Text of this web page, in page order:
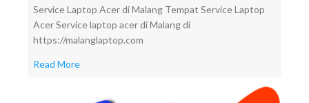
Service Laptop Acer di Malang Tempat Service Laptop
Acer Service laptop acer di Malang di
https://malanglaptop.com
Read More